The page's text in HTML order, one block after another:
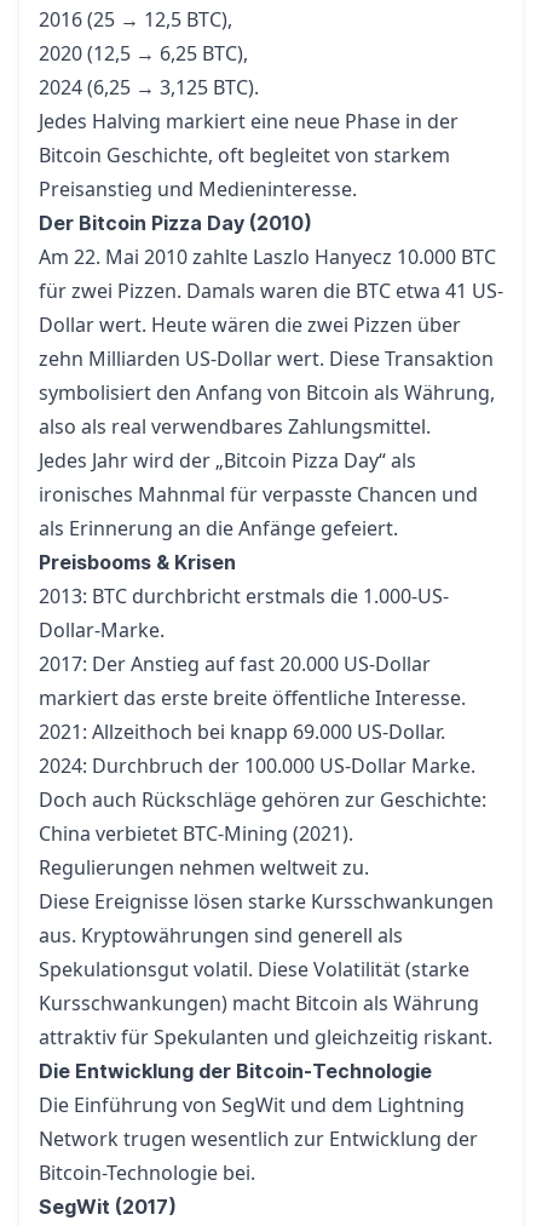
2016 (25 → 12,5 BTC),
2020 (12,5 → 6,25 BTC),
2024 (6,25 → 3,125 BTC).
Jedes Halving markiert eine neue Phase in der
Bitcoin Geschichte, oft begleitet von starkem
Preisanstieg und Medieninteresse.
Der Bitcoin Pizza Day (2010)
Am 22. Mai 2010 zahlte Laszlo Hanyecz 10.000 BTC
für zwei Pizzen. Damals waren die BTC etwa 41 US-
Dollar wert. Heute wären die zwei Pizzen über
zehn Milliarden US-Dollar wert. Diese Transaktion
symbolisiert den Anfang von Bitcoin als Währung,
also als real verwendbares Zahlungsmittel.
Jedes Jahr wird der „Bitcoin Pizza Day“ als
ironisches Mahnmal für verpasste Chancen und
als Erinnerung an die Anfänge gefeiert.
Preisbooms & Krisen
2013: BTC durchbricht erstmals die 1.000-US-
Dollar-Marke.
2017: Der Anstieg auf fast 20.000 US-Dollar
markiert das erste breite öffentliche Interesse.
2021: Allzeithoch bei knapp 69.000 US-Dollar.
2024: Durchbruch der 100.000 US-Dollar Marke.
Doch auch Rückschläge gehören zur Geschichte:
China verbietet BTC-Mining (2021).
Regulierungen nehmen weltweit zu.
Diese Ereignisse lösen starke Kursschwankungen
aus. Kryptowährungen sind generell als
Spekulationsgut volatil. Diese Volatilität (starke
Kursschwankungen) macht Bitcoin als Währung
attraktiv für Spekulanten und gleichzeitig riskant.
Die Entwicklung der Bitcoin-Technologie
Die Einführung von SegWit und dem Lightning
Network trugen wesentlich zur Entwicklung der
Bitcoin-Technologie bei.
SegWit (2017)